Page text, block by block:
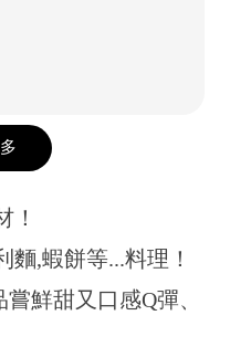
！
,蝦餅等...料理！
鮮甜又口感Q彈、